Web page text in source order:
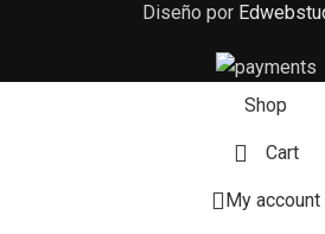
Diseño por
Shop
Cart
My account